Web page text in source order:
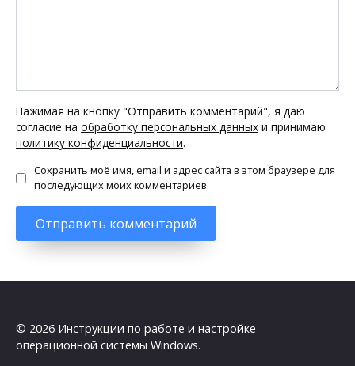
Нажимая на кнопку "Отправить комментарий", я даю
согласие на обработку персональных данных и принимаю
политику конфиденциальности.
Сохранить моё имя, email и адрес сайта в этом браузере для
последующих моих комментариев.
© 2026 Инструкции по работе и настройке
операционной системы Windows.